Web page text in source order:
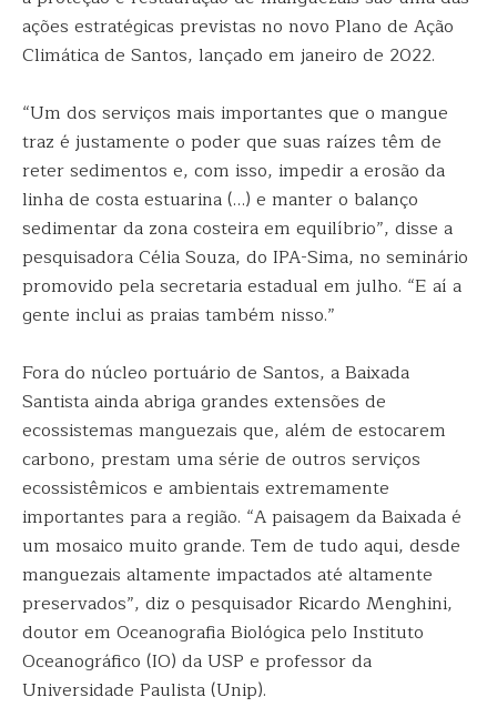
ações estratégicas previstas no novo Plano de Ação
Climática de Santos, lançado em janeiro de 2022.
“Um dos serviços mais importantes que o mangue
traz é justamente o poder que suas raízes têm de
reter sedimentos e, com isso, impedir a erosão da
linha de costa estuarina (…) e manter o balanço
sedimentar da zona costeira em equilíbrio”, disse a
pesquisadora Célia Souza, do IPA-Sima, no seminário
promovido pela secretaria estadual em julho. “E aí a
gente inclui as praias também nisso.”
Fora do núcleo portuário de Santos, a Baixada
Santista ainda abriga grandes extensões de
ecossistemas manguezais que, além de estocarem
carbono, prestam uma série de outros serviços
ecossistêmicos e ambientais extremamente
importantes para a região. “A paisagem da Baixada é
um mosaico muito grande. Tem de tudo aqui, desde
manguezais altamente impactados até altamente
preservados”, diz o pesquisador Ricardo Menghini,
doutor em Oceanografia Biológica pelo Instituto
Oceanográfico (IO) da USP e professor da
Universidade Paulista (Unip).